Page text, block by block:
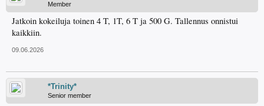
Member
Jatkoin kokeiluja toinen 4 T, 1T, 6 T ja 500 G. Tallennus onnistui
kaikkiin.
09.06.2026
*Trinity*
Senior member